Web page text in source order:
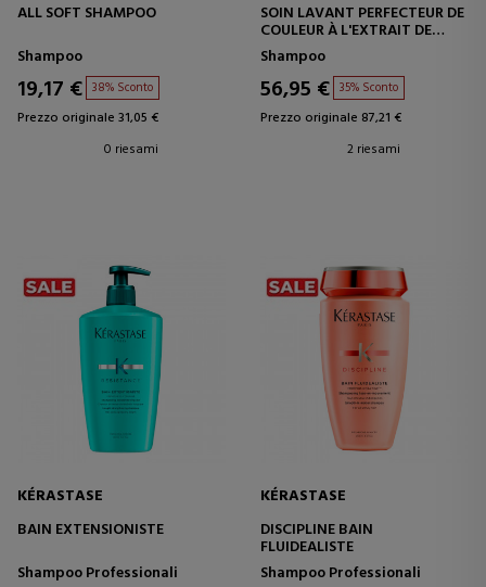
ALL SOFT SHAMPOO
Shampoo
19,17 € 38% Sconto
Prezzo originale 31,05 €
0 riesami
SOIN LAVANT PERFECTEUR DE
COULEUR À L'EXTRAIT DE
FLEUR D'HIBISCUS
Shampoo
56,95 € 35% Sconto
Prezzo originale 87,21 €
2 riesami
KÉRASTASE
BAIN EXTENSIONISTE
Shampoo Professionali
KÉRASTASE
DISCIPLINE BAIN
FLUIDEALISTE
Shampoo Professionali